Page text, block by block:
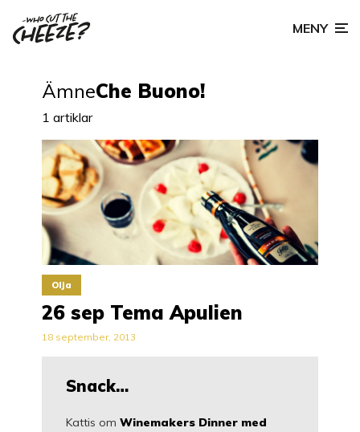
MENY
ÄmneChe Buono!
1 artiklar
Snack…
Kattis om Winemakers Dinner med
Olja
26 sep Tema Apulien
18 september, 2013